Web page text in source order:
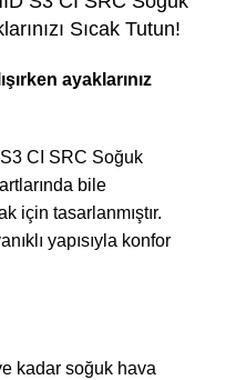
Sıcak Tutun!
ayaklarınız
CI SRC Soğuk
bile
için tasarlanmıştır.
yapısıyla konfor
kadar soğuk hava